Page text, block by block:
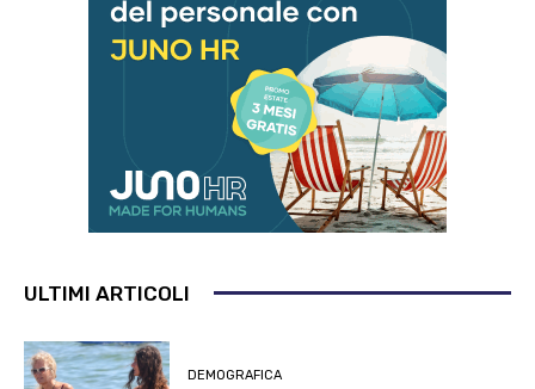
ULTIMI ARTICOLI
DEMOGRAFICA